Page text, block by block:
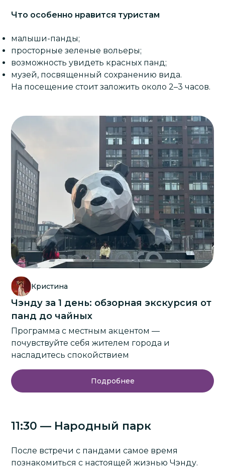
Что особенно нравится туристам
малыши-панды;
просторные зеленые вольеры;
возможность увидеть красных панд;
музей, посвященный сохранению вида.
На посещение стоит заложить около 2–3 часов.
Кристина
Чэнду за 1 день: обзорная экскурсия от
панд до чайных
Программа с местным акцентом —
почувствуйте себя жителем города и
насладитесь спокойствием
Подробнее
11:30 — Народный парк
После встречи с пандами самое время
познакомиться с настоящей жизнью Чэнду.